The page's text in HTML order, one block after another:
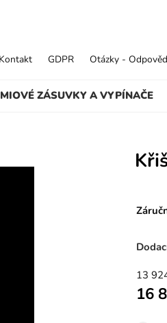
ZÁSUVKY A VYPÍNAČE
Kontakt GDPR Otázky -
13
16